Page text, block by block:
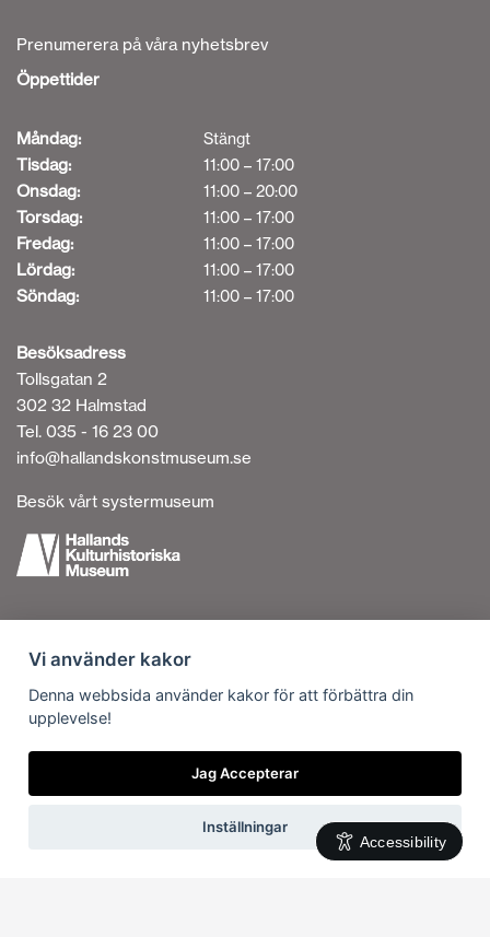
Prenumerera på våra nyhetsbrev
Öppettider
Måndag: Stängt
Tisdag: 11:00 – 17:00
Onsdag: 11:00 – 20:00
Torsdag: 11:00 – 17:00
Fredag: 11:00 – 17:00
Lördag: 11:00 – 17:00
Söndag: 11:00 – 17:00
Besöksadress
Tollsgatan 2
302 32 Halmstad
Tel. 035 - 16 23 00
info@hallandskonstmuseum.se
Besök vårt systermuseum
Personuppgiftshantering
Om cookies
Kontakta oss
Vi är en del av
Accessibility
Vi använder kakor
Denna webbsida använder kakor för att förbättra din
upplevelse!
Jag Accepterar
Inställningar